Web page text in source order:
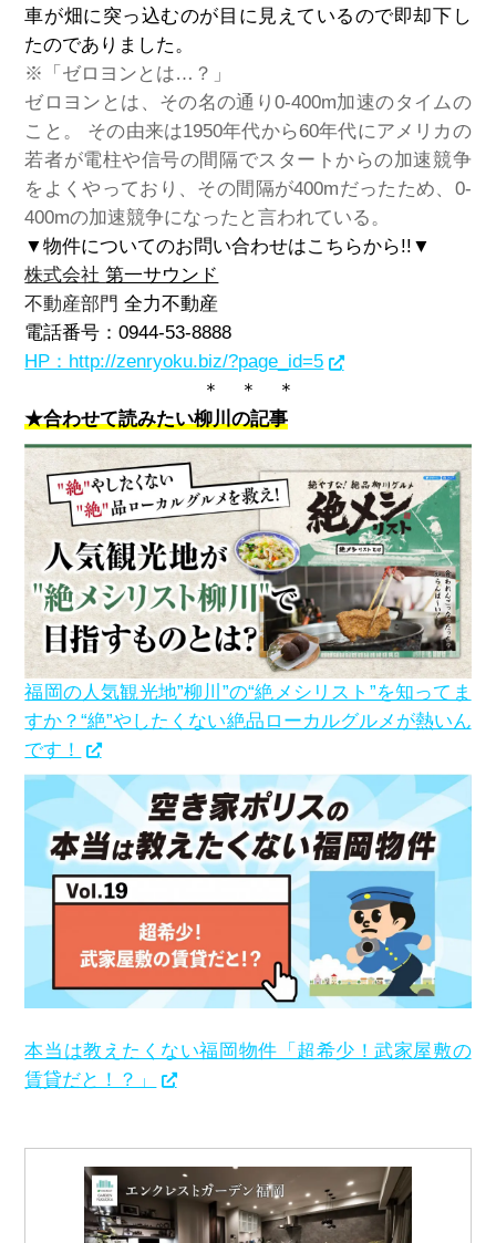
車が畑に突っ込むのが目に見えているので即却下し
たのでありました。
※「ゼロヨンとは…？」
ゼロヨンとは、その名の通り0-400m加速のタイムの
こと。 その由来は1950年代から60年代にアメリカの
若者が電柱や信号の間隔でスタートからの加速競争
をよくやっており、その間隔が400mだったため、0-
400mの加速競争になったと言われている。
▼物件についてのお問い合わせはこちらから!!▼
株式会社第一サウンド
不動産部門全力不動産
電話番号：0944-53-8888
HP：http://zenryoku.biz/?page_id=5
＊ ＊ ＊
★合わせて読みたい柳川の記事
福岡の人気観光地”柳川”の“絶メシリスト”を知ってま
すか？“絶”やしたくない絶品ローカルグルメが熱いん
です！
本当は教えたくない福岡物件「超希少！武家屋敷の
賃貸だと！？」